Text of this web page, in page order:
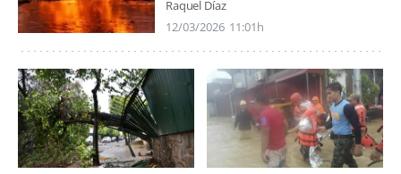
Raquel Díaz
12/03/2026 11:01h